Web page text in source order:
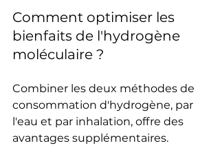
Comment optimiser les
bienfaits de l'hydrogène
moléculaire ?
Combiner les deux méthodes de
consommation d'hydrogène, par
l'eau et par inhalation, offre des
avantages supplémentaires.